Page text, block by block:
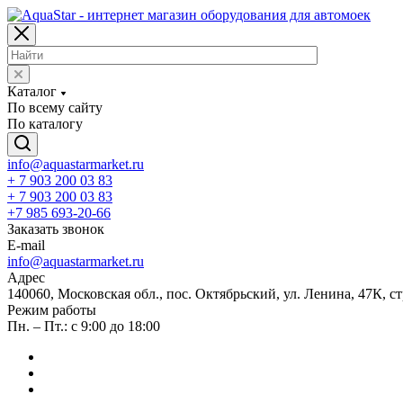
Каталог
По всему сайту
По каталогу
info@aquastarmarket.ru
+ 7 903 200 03 83
+ 7 903 200 03 83
+7 985 693-20-66
Заказать звонок
E-mail
info@aquastarmarket.ru
Адрес
140060, Московская обл., пос. Октябрьский, ул. Ленина, 47К,
Режим работы
Пн. – Пт.: с 9:00 до 18:00